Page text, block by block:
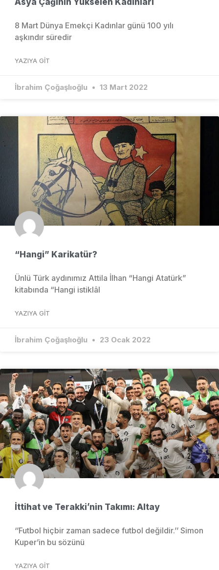
Asya Çağının Yükselen Kadınları
8 Mart Dünya Emekçi Kadınlar günü 100 yılı
aşkındır süredir
YAZIYA GIT
İbrahim Çoğaşlıoğlu 13 Mart 2022
“Hangi” Karikatür?
Ünlü Türk aydınımız Attila İlhan “Hangi Atatürk”
kitabında “Hangi istiklâl
YAZIYA GIT
İbrahim Çoğaşlıoğlu 23 Ocak 2022
İttihat ve Terakki’nin Takımı: Altay
‘’Futbol hiçbir zaman sadece futbol değildir.’’ Simon
Kuper’in bu sözünü
YAZIYA GIT